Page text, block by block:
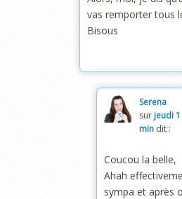
vas remporter tous
Bisous
Serena
sur jeudi
min dit :
Coucou la belle,
Ahah
sympa et après